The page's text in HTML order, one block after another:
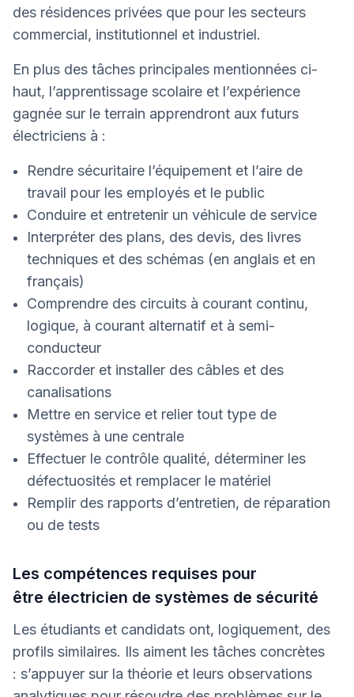
des résidences privées que pour les secteurs
commercial, institutionnel et industriel.
En plus des tâches principales mentionnées ci-
haut, l’apprentissage scolaire et l’expérience
gagnée sur le terrain apprendront aux futurs
électriciens à :
Rendre sécuritaire l’équipement et l’aire de
travail pour les employés et le public
Conduire et entretenir un véhicule de service
Interpréter des plans, des devis, des livres
techniques et des schémas (en anglais et en
français)
Comprendre des circuits à courant continu,
logique, à courant alternatif et à semi-
conducteur
Raccorder et installer des câbles et des
canalisations
Mettre en service et relier tout type de
systèmes à une centrale
Effectuer le contrôle qualité, déterminer les
défectuosités et remplacer le matériel
Remplir des rapports d’entretien, de réparation
ou de tests
Les compétences requises pour
être électricien de systèmes de sécurité
Les étudiants et candidats ont, logiquement, des
profils similaires. Ils aiment les tâches concrètes
: s’appuyer sur la théorie et leurs observations